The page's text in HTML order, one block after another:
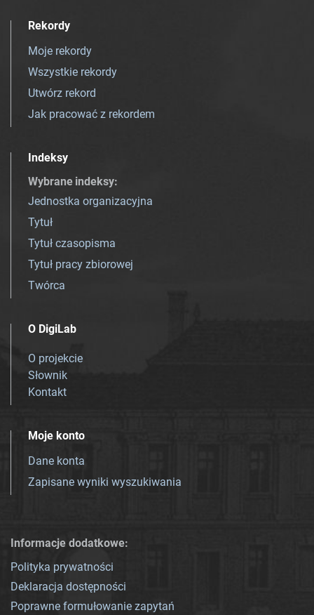
Rekordy
Moje rekordy
Wszystkie rekordy
Utwórz rekord
Jak pracować z rekordem
Indeksy
Wybrane indeksy:
Jednostka organizacyjna
Tytuł
Tytuł czasopisma
Tytuł pracy zbiorowej
Twórca
O DigiLab
O projekcie
Słownik
Kontakt
Moje konto
Dane konta
Zapisane wyniki wyszukiwania
Informacje dodatkowe:
Polityka prywatności
Deklaracja dostępności
Poprawne formułowanie zapytań